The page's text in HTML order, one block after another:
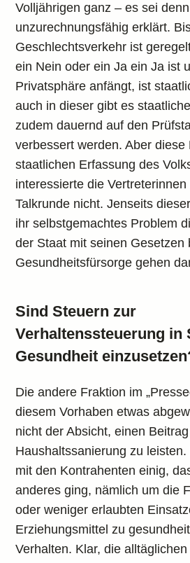
Volljährigen ganz – es sei
unzurechnungsfähig erklärt.
Geschlechtsverkehr ist
ein Nein oder ein Ja ein Ja ist
Privatsphäre anfängt, ist
auch in dieser gibt es
zudem dauernd auf den
verbessert werden. Aber diese
staatlichen Erfassung des
interessierte die
Talkrunde nicht. Jenseits
ihr selbstgemachtes Problem
der Staat mit seinen Gesetzen
Gesundheitsfürsorge gehen
Sind Steuern zur
Verhaltenssteuerung in
Gesundheit
Die andere Fraktion im
diesem Vorhaben etwas
nicht der Absicht, einen
Haushaltssanierung zu
mit den Kontrahenten einig,
anderes ging, nämlich um die
oder weniger erlaubten
Erziehungsmittel zu
Verhalten. Klar, die